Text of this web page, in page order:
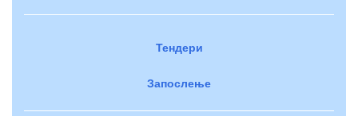
Тендери
Запослење